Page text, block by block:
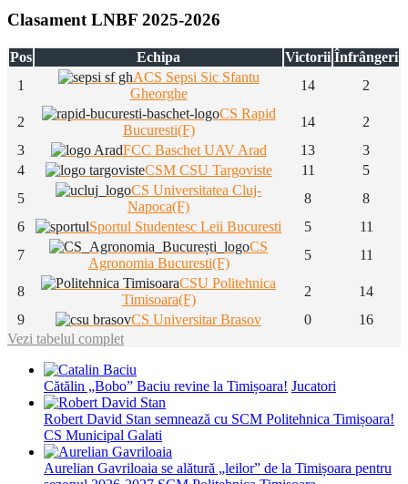
Clasament LNBF 2025-2026
Pos Echipa Victorii Înfrângeri
1
ACS Sepsi Sic Sfantu
Gheorghe
14 2
2
CS Rapid
Bucuresti(F)
14
2
3
FCC Baschet UAV Arad 13
3
4
CSM CSU Targoviste 11
5
5
CS Universitatea Cluj-
Napoca(F)
8
8
6
Sportul Studentesc Leii Bucuresti 5
11
7
CS
Agronomia Bucuresti(F)
5 11
8
CSU Politehnica
Timisoara(F)
2
14
9
CS Universitar Brasov 0
16
Vezi tabelul complet
Cătălin „Bobo” Baciu revine la Timișoara! Jucatori
Robert David Stan semnează cu SCM Politehnica Timișoara!
CS Municipal Galati
Aurelian Gavriloaia se alătură „leilor” de la Timișoara pentru